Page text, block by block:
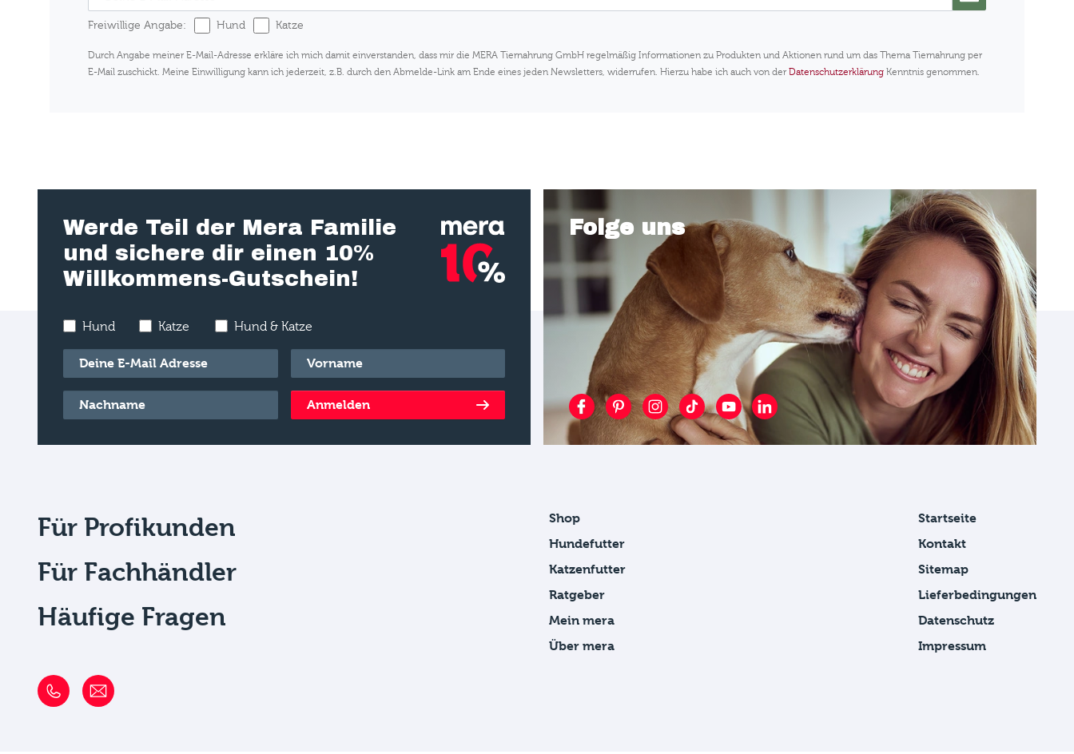
Freiwillige Angabe: Hund Katze
Durch Angabe meiner E-Mail-Adresse erkläre ich mich damit einverstanden, dass mir die MERA Tiernahrung GmbH regelmäßig Informationen zu Produkten und Aktionen rund um das Thema Tiernahrung per
E-Mail zuschickt. Meine Einwilligung kann ich jederzeit, z.B. durch den Abmelde-Link am Ende eines jeden Newsletters, widerrufen. Hierzu habe ich auch von der Datenschutzerklärung Kenntnis genommen.
Werde Teil der Mera Familie
und sichere dir einen 10%
Willkommens-Gutschein!
Hund Katze Hund & Katze
E-Mail* Vorname*
Nachname* Anmelden
Folge uns
Für Profikunden
Für Fachhändler
Häufige Fragen
Shop
Hundefutter
Katzenfutter
Ratgeber
Mein mera
Über mera
Startseite
Kontakt
Sitemap
Lieferbedingungen
Datenschutz
Impressum